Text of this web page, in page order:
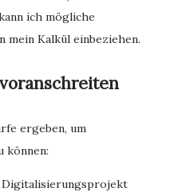
ich mögliche
mein Kalkül einbeziehen.
ergeben, um
können:
Digitalisierungsprojekt